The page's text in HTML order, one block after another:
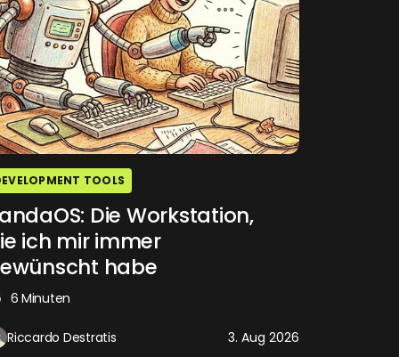
TOOLS
Die Workstation,
ich mir immer
habe
6 Minuten
Riccardo Destratis 3. Aug 2026